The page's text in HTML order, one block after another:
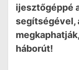
ijesztőgéppé
segítségével,
háborút!